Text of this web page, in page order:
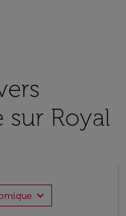
sur Royal
expand_more